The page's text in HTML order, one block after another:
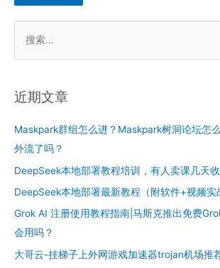
近期文章
Maskpark群组怎么进？Maskpark树洞论坛怎
外流了吗？
DeepSeek本地部署教程培训，有人卖课几天
DeepSeek本地部署最新教程（附软件+视频实
Grok AI 注册使用教程指南|马斯克推出免费
会用吗？
大哥云-挂梯子上外网游戏加速器trojan机场推